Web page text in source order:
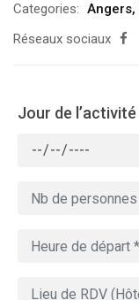
Categories: Angers,
Réseaux sociaux
Jour de l’activité